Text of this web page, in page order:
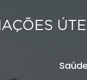
Saúde